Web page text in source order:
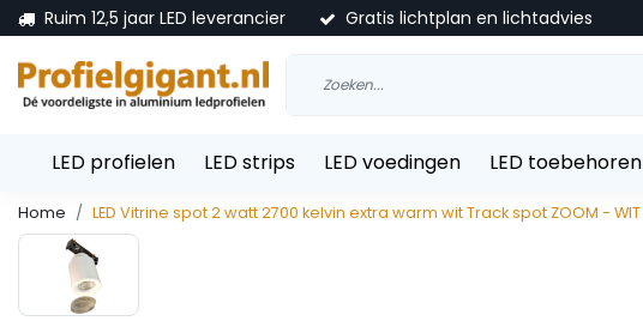
Ruim 12,5 jaar LED leverancier Gratis lichtplan en lichtadvies
LED profielen LED strips LED voedingen LED toebehoren
Home LED Vitrine spot 2 watt 2700 kelvin extra warm wit Track spot ZOOM - WIT